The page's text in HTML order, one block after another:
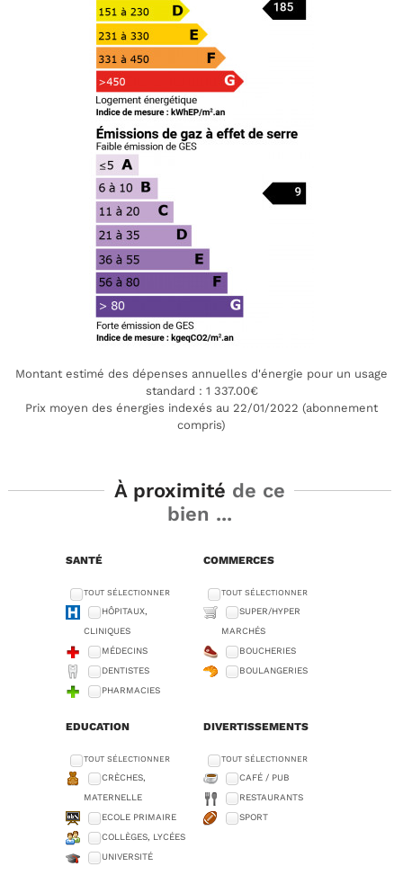
Montant estimé des dépenses annuelles d'énergie pour un usage
standard : 1 337.00€
Prix moyen des énergies indexés au 22/01/2022 (abonnement
compris)
À proximité de ce
bien ...
SANTÉ
TOUT SÉLECTIONNER
HÔPITAUX,
CLINIQUES
MÉDECINS
DENTISTES
PHARMACIES
COMMERCES
TOUT SÉLECTIONNER
SUPER/HYPER
MARCHÉS
BOUCHERIES
BOULANGERIES
EDUCATION
TOUT SÉLECTIONNER
CRÈCHES,
MATERNELLE
ECOLE PRIMAIRE
COLLÈGES, LYCÉES
UNIVERSITÉ
DIVERTISSEMENTS
TOUT SÉLECTIONNER
CAFÉ / PUB
RESTAURANTS
SPORT